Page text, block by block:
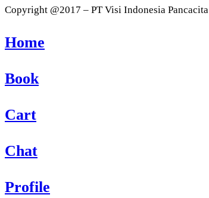
Copyright @2017 – PT Visi Indonesia Pancacita
Home
Book
Cart
Chat
Profile